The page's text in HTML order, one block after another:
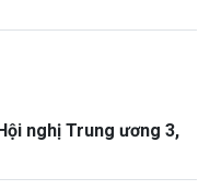
nghị Trung ương 3,